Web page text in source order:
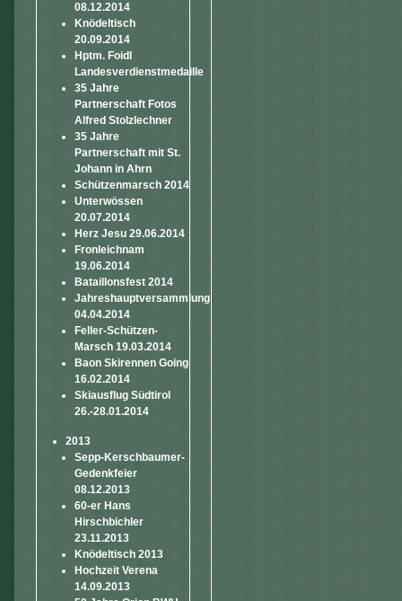
08.12.2014
Knödeltisch
20.09.2014
Hptm. Foidl
Landesverdienstmedaille
35 Jahre
Partnerschaft Fotos
Alfred Stolzlechner
35 Jahre
Partnerschaft mit St.
Johann in Ahrn
Schützenmarsch 2014
Unterwössen
20.07.2014
Herz Jesu 29.06.2014
Fronleichnam
19.06.2014
Bataillonsfest 2014
Jahreshauptversammlung
04.04.2014
Feller-Schützen-
Marsch 19.03.2014
Baon Skirennen Going
16.02.2014
Skiausflug Südtirol
26.-28.01.2014
2013
Sepp-Kerschbaumer-
Gedenkfeier
08.12.2013
60-er Hans
Hirschbichler
23.11.2013
Knödeltisch 2013
Hochzeit Verena
14.09.2013